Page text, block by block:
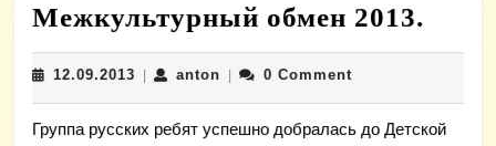
Межкультурный обмен 2013.
12.09.2013 12.09.2013
| antonanton
| 0 Comment
Группа русских ребят успешно добралась до Детской